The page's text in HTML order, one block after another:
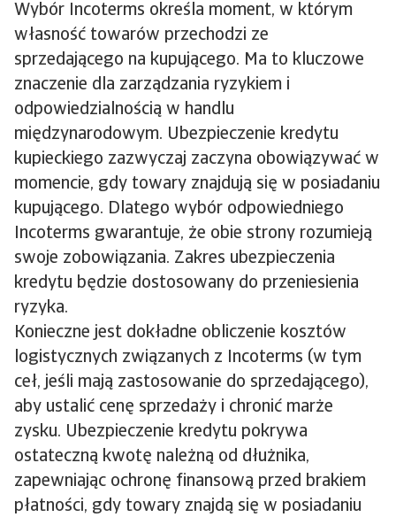
Wybór Incoterms określa moment, w którym
własność towarów przechodzi ze
sprzedającego na kupującego. Ma to kluczowe
znaczenie dla zarządzania ryzykiem i
odpowiedzialnością w handlu
międzynarodowym. Ubezpieczenie kredytu
kupieckiego zazwyczaj zaczyna obowiązywać w
momencie, gdy towary znajdują się w posiadaniu
kupującego. Dlatego wybór odpowiedniego
Incoterms gwarantuje, że obie strony rozumieją
swoje zobowiązania. Zakres ubezpieczenia
kredytu będzie dostosowany do przeniesienia
ryzyka.
Konieczne jest dokładne obliczenie kosztów
logistycznych związanych z Incoterms (w tym
ceł, jeśli mają zastosowanie do sprzedającego),
aby ustalić cenę sprzedaży i chronić marże
zysku. Ubezpieczenie kredytu pokrywa
ostateczną kwotę należną od dłużnika,
zapewniając ochronę finansową przed brakiem
płatności, gdy towary znajdą się w posiadaniu